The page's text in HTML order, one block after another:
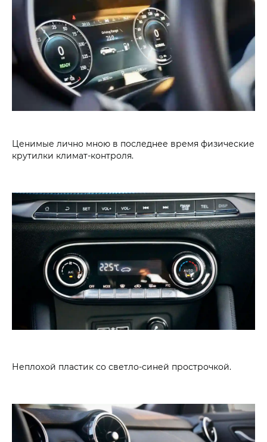
Ценимые лично мною в последнее время физические
крутилки климат-контроля.
Неплохой пластик со светло-синей прострочкой.